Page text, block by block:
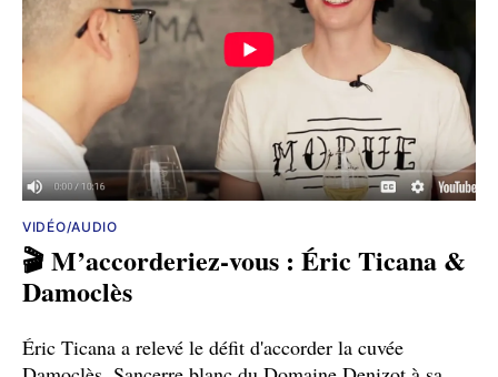
VIDÉO/AUDIO
🎬 M’accorderiez-vous : Éric Ticana &
Damoclès
Éric Ticana a relevé le défit d'accorder la cuvée